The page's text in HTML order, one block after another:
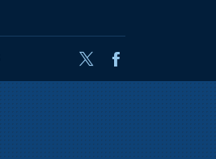
Twitter